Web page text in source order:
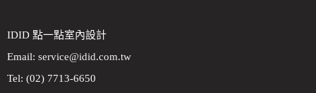
IDID 點一點室內設計
Email: service@idid.com.tw
Tel: (02) 7713-6650